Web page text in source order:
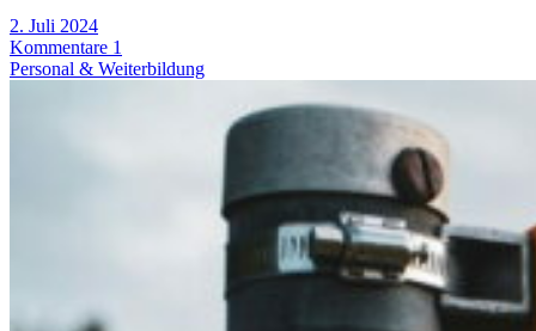
2. Juli 2024
Kommentare 1
Personal & Weiterbildung